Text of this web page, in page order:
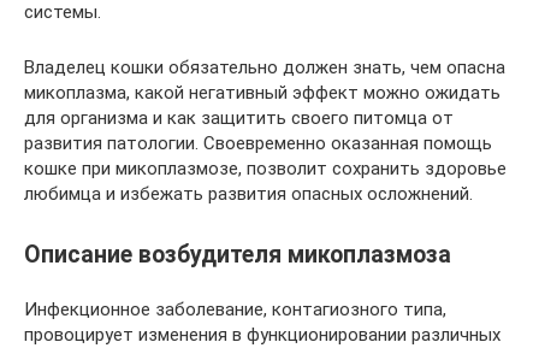
системы.
Владелец кошки обязательно должен знать, чем опасна
микоплазма, какой негативный эффект можно ожидать
для организма и как защитить своего питомца от
развития патологии. Своевременно оказанная помощь
кошке при микоплазмозе, позволит сохранить здоровье
любимца и избежать развития опасных осложнений.
Описание возбудителя микоплазмоза
Инфекционное заболевание, контагиозного типа,
провоцирует изменения в функционировании различных